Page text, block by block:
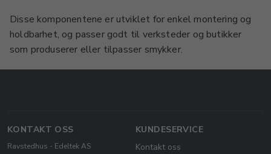
Disse komponentene er utviklet for enkel montering og
holdbarhet, og passer godt til verksteder og butikker
som produserer eller tilpasser smykker.
KONTAKT OSS
Ravstedhus - Edeltek AS
KUNDESERVICE
Kontakt oss